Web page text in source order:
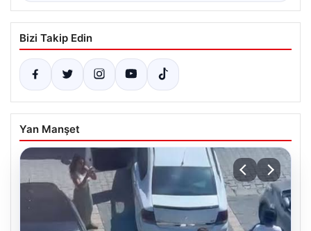
Bizi Takip Edin
Yan Manşet